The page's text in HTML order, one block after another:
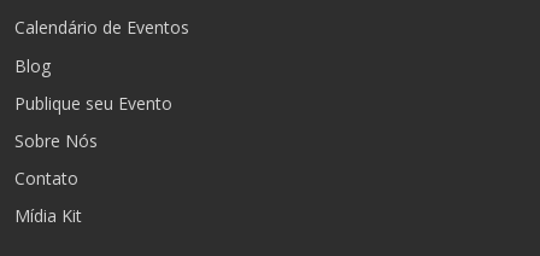
Calendário de Eventos
Blog
Publique seu Evento
Sobre Nós
Contato
Mídia Kit